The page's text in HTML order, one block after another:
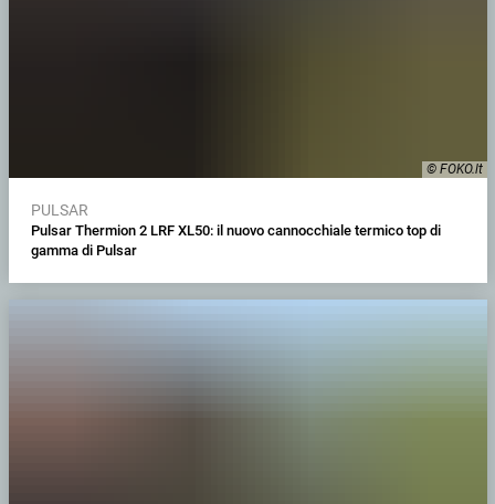
© FOKO.lt
PULSAR
Pulsar Thermion 2 LRF XL50: il nuovo cannocchiale termico top di
gamma di Pulsar